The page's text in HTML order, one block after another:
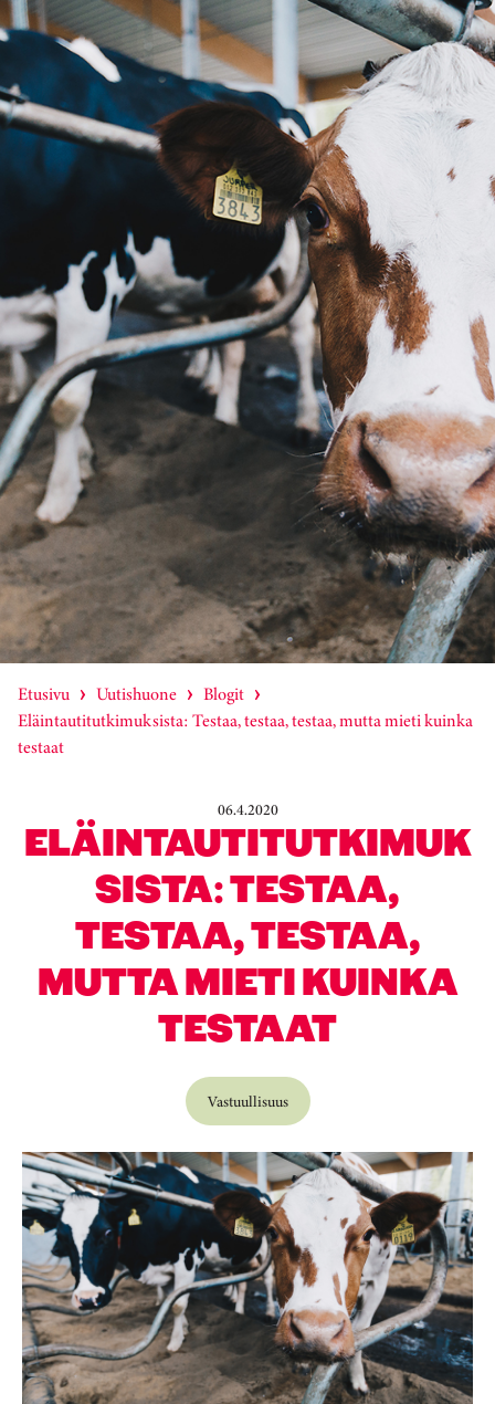
Etusivu Uutishuone
Blogit
Eläintautitutkimuksista: Testaa, testaa, testaa, mutta mieti kuinka
testaat
06.4.2020
ELÄINTAUTITUTKIMUK
SISTA: TESTAA,
TESTAA, TESTAA,
MUTTA MIETI KUINKA
TESTAAT
Vastuullisuus